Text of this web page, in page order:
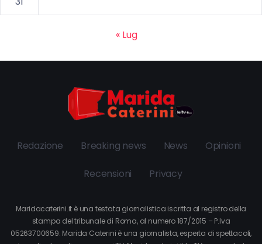
« Lug
Redazione Breaking news News Opinioni
Recensioni Privacy
Maridacaterini.it è una testata giornalistica iscritta al registro della
stampa del tribunale di Roma, al numero 187/2015 – P.Iva
05263700659. Marida Caterini è una giornalista, esperta di spettacoli,